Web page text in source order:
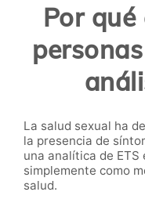
Por
La salud sexual ha
la presencia de
una analítica de ETS
simplemente como
salud.